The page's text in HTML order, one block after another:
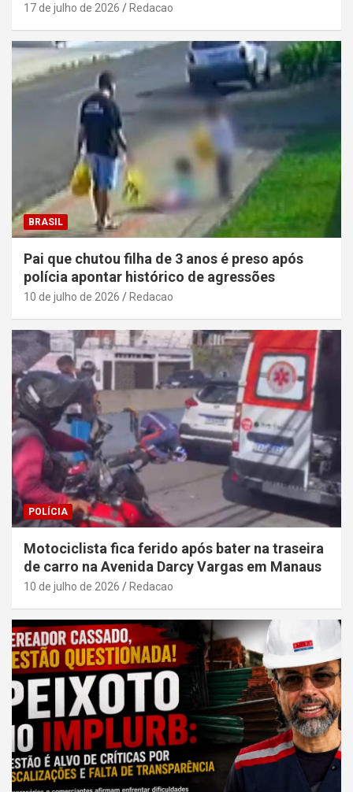
17 de julho de 2026 Redacao
BRASIL
Pai que chutou filha de 3 anos é preso após
polícia apontar histórico de agressões
10 de julho de 2026 Redacao
POLÍCIA
Motociclista fica ferido após bater na traseira
de carro na Avenida Darcy Vargas em Manaus
10 de julho de 2026 Redacao